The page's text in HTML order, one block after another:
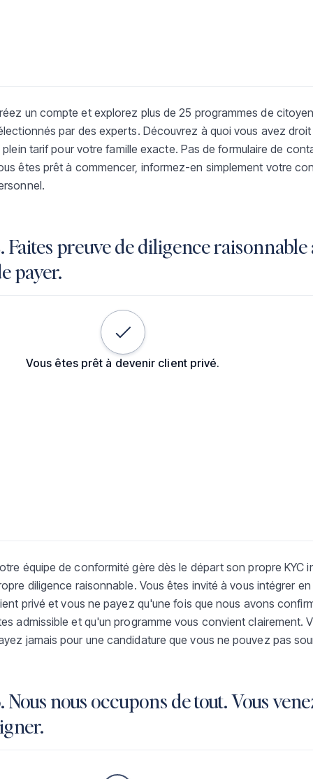
un compte et explorez plus de 25 programmes de
par des experts. Découvrez à quoi vous avez
plein tarif pour votre famille exacte. Pas de formulaire de
êtes prêt à commencer, informez-en simplement votre
Faites preuve de diligence raisonnable
payer.
Vous êtes prêt à devenir client privé.
équipe de conformité gère dès le départ son propre KYC
diligence raisonnable. Vous êtes invité à vous intégrer
privé et vous ne payez qu'une fois que nous avons
admissible et qu'un programme vous convient clairement.
jamais pour une candidature que vous ne pouvez pas
Nous nous occupons de tout. Vous